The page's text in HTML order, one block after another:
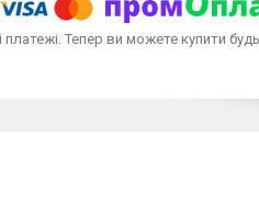
платежі. Тепер ви можете купити